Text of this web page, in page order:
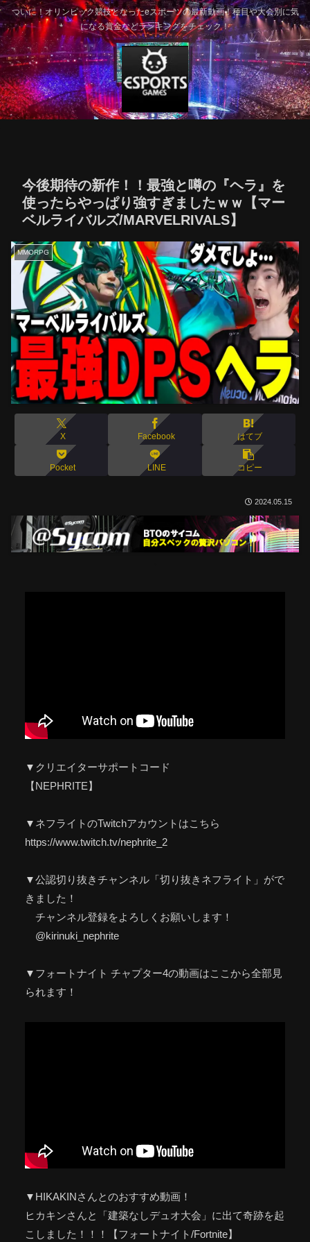
ついに！オリンピック競技となったeスポーツの最新動画！種目や大会別に気
になる賞金などランキングをチェック！
今後期待の新作！！最強と噂の『ヘラ』を
使ったらやっぱり強すぎましたｗｗ【マー
ベルライバルズ/MARVELRIVALS】
MMORPG
X Facebook はてブ
Pocket LINE コピー
2024.05.15
▼クリエイターサポートコード
【NEPHRITE】
▼ネフライトのTwitchアカウントはこちら
https://www.twitch.tv/nephrite_2
▼公認切り抜きチャンネル「切り抜きネフライト」がで
きました！
チャンネル登録をよろしくお願いします！
@kirinuki_nephrite
▼フォートナイト チャプター4の動画はここから全部見
られます！
▼HIKAKINさんとのおすすめ動画！
ヒカキンさんと「建築なしデュオ大会」に出て奇跡を起
こしました！！！【フォートナイト/Fortnite】